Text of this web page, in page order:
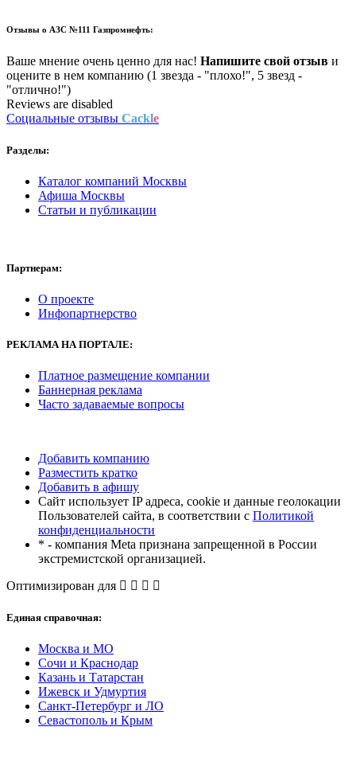
Отзывы о АЗС №111 Газпромнефть:
Ваше мнение очень ценно для нас! Напишите свой отзыв и
оцените в нем компанию (1 звезда - "плохо!", 5 звезд -
"отлично!")
Reviews are disabled
Социальные отзывы Cackle
Разделы:
Каталог компаний Москвы
Афиша Москвы
Статьи и публикации
Партнерам:
О проекте
Инфопартнерство
РЕКЛАМАНА ПОРТАЛЕ:
Платное размещение компании
Баннерная реклама
Часто задаваемые вопросы
Добавить компанию
Разместить кратко
Добавить в афишу
Сайт использует IP адреса, cookie и данные геолокации
Пользователей сайта, в соответствии с Политикой
конфиденциальности
* - компания Meta признана запрещенной в России
экстремистской организацией.
Оптимизирован для
Единая справочная:
Москва и МО
Сочи и Краснодар
Казань и Татарстан
Ижевск и Удмуртия
Санкт-Петербург и ЛО
Севастополь и Крым